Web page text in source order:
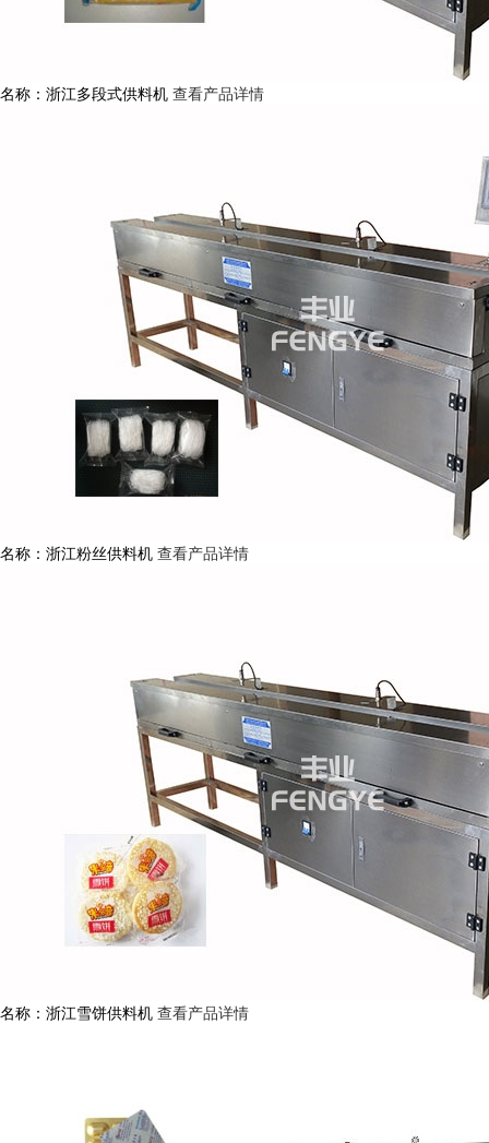
名称：浙江多段式供料机 查看产品详情
名称：浙江粉丝供料机 查看产品详情
名称：浙江雪饼供料机 查看产品详情